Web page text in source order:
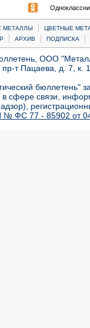
МЕТАЛЛЫ |
ЦВЕТНЫЕ
| АРХИВ | ПОДПИСКА |
ООО
пр-т Пацаева, д. 7,
бюллетень"
сфере связи,
№ ФС 77 - 85902 от 04